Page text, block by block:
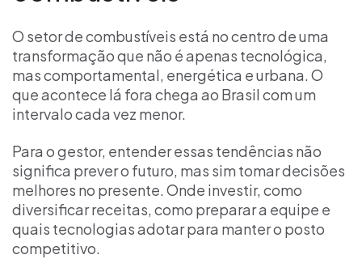
O setor de combustíveis está no centro de uma
transformação que não é apenas tecnológica,
mas comportamental, energética e urbana. O
que acontece lá fora chega ao Brasil com um
intervalo cada vez menor.
Para o gestor, entender essas tendências não
significa prever o futuro, mas sim tomar decisões
melhores no presente. Onde investir, como
diversificar receitas, como preparar a equipe e
quais tecnologias adotar para manter o posto
competitivo.